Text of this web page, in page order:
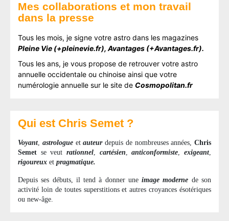
Mes collaborations et mon travail
dans la presse
Tous les mois, je signe votre astro dans les magazines
Pleine Vie (+pleinevie.fr), Avantages (+Avantages.fr).
Tous les ans, je vous propose de retrouver votre astro
annuelle occidentale ou chinoise ainsi que votre
numérologie annuelle sur le site de Cosmopolitan.fr
Qui est Chris Semet ?
Voyant, astrologueetauteurdepuis de nombreuses années, Chris
Semet se veutrationnel cartésien ,anticonformiste ,exigeant,
rigoureux et pragmatique.
Depuis ses débuts, il tend à donner uneimage moderne de son
activité loin de toutes superstitions et autres croyances ésotériques
ou new-âge.